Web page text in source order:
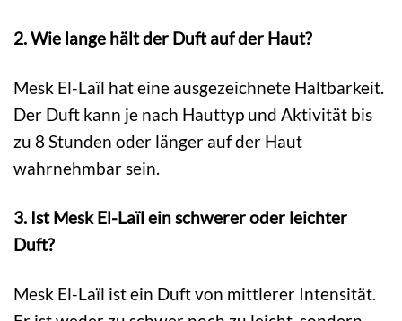
2. Wie lange hält der Duft auf der Haut?
Mesk El-Laïl hat eine ausgezeichnete Haltbarkeit.
Der Duft kann je nach Hauttyp und Aktivität bis
zu 8 Stunden oder länger auf der Haut
wahrnehmbar sein.
3. Ist Mesk El-Laïl ein schwerer oder leichter
Duft?
Mesk El-Laïl ist ein Duft von mittlerer Intensität.